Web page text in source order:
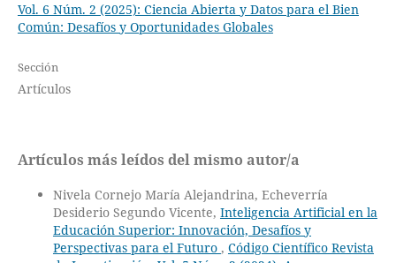
Vol. 6 Núm. 2 (2025): Ciencia Abierta y Datos para el Bien
Común: Desafíos y Oportunidades Globales
Sección
Artículos
Artículos más leídos del mismo autor/a
Nivela Cornejo María Alejandrina, Echeverría
Desiderio Segundo Vicente, Inteligencia Artificial en la
Educación Superior: Innovación, Desafíos y
Perspectivas para el Futuro , Código Científico Revista